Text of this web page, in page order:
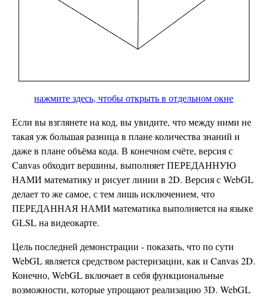
нажмите здесь, чтобы открыть в отдельном окне
Если вы взглянете на код, вы увидите, что между ними не
такая уж большая разница в плане количества знаний и
даже в плане объёма кода. В конечном счёте, версия с
Canvas обходит вершины, выполняет ПЕРЕДАННУЮ
НАМИ математику и рисует линии в 2D. Версия с WebGL
делает то же самое, с тем лишь исключением, что
ПЕРЕДАННАЯ НАМИ математика выполняется на языке
GLSL на видеокарте.
Цель последней демонстрации - показать, что по сути
WebGL является средством растеризации, как и Canvas 2D.
Конечно, WebGL включает в себя функциональные
возможности, которые упрощают реализацию 3D. WebGL